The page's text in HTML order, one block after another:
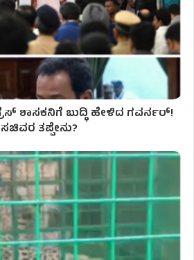
ಶಾಸಕನಿಗೆ ಬುದ್ಧಿ ಹೇಳಿದ ಗವರ್ನರ್!
ಸಚಿವರ ತಪ್ಪೇನು?